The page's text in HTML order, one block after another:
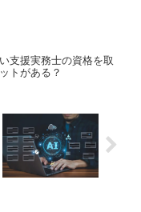
支援実務士の資格を取
トがある？